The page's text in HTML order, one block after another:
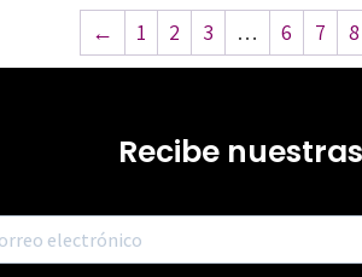
← 1 2 3 … 6 7 8
Recibe